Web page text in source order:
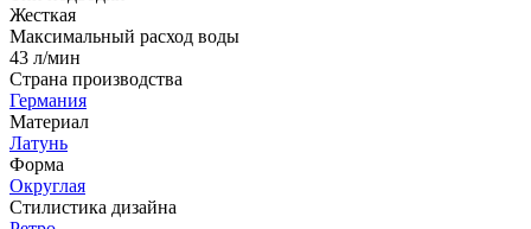
Жесткая
Максимальный расход воды
43 л/мин
Страна производства
Германия
Материал
Латунь
Форма
Округлая
Стилистика дизайна